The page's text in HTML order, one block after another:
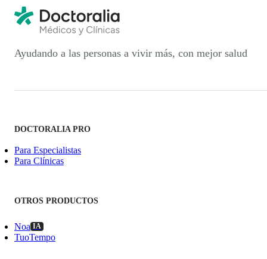
Ayudando a las personas a vivir más, con mejor salud
DOCTORALIA PRO
Para Especialistas
Para Clínicas
OTROS PRODUCTOS
Noa IA
TuoTempo